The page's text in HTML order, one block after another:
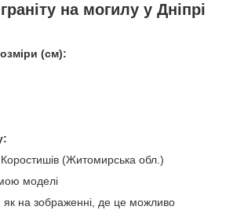
на могилу у Дніпрі
(см):
(Житомирська обл.)
моделі
як на зображенні, де це можливо